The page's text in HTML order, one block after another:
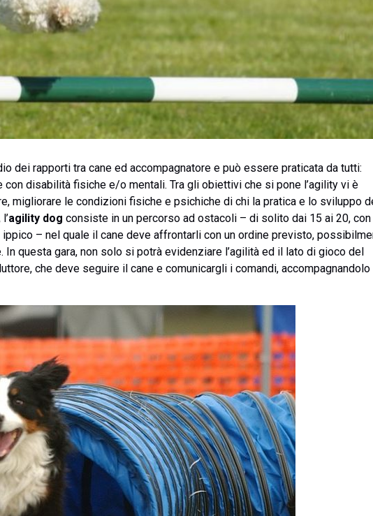
dei rapporti tra cane ed accompagnatore e può essere praticata da tutti:
con disabilità fisiche e/o mentali. Tra gli obiettivi che si pone l’agility vi è
migliorare le condizioni fisiche e psichiche di chi la pratica e lo sviluppo
agility dog consiste in un percorso ad ostacoli – di solito dai 15 ai 20, con
– nel quale il cane deve affrontarli con un ordine previsto,
questa gara, non solo si potrà evidenziare l’agilità ed il lato di gioco del
che deve seguire il cane e comunicargli i comandi, accompagnandolo